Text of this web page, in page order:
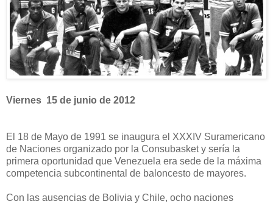
Viernes 15 de junio de 2012
El 18 de Mayo de 1991 se inaugura el XXXIV Suramericano
de Naciones organizado por la Consubasket y sería la
primera oportunidad que Venezuela era sede de la máxima
competencia subcontinental de baloncesto de mayores.
Con las ausencias de Bolivia y Chile, ocho naciones